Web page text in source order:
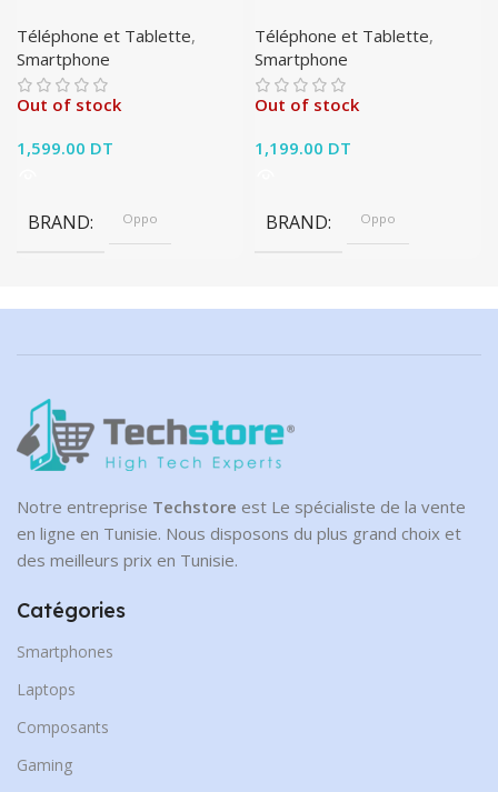
Téléphone et Tablette,
Smartphone
Out of stock
1,599.00 DT
BRAND Oppo
Téléphone et Tablette,
Smartphone
Out of stock
1,199.00 DT
BRAND Oppo
Notre entreprise Techstore est Le spécialiste de la vente
en ligne en Tunisie. Nous disposons du plus grand choix et
des meilleurs prix en Tunisie.
Catégories
Smartphones
Laptops
Composants
Gaming